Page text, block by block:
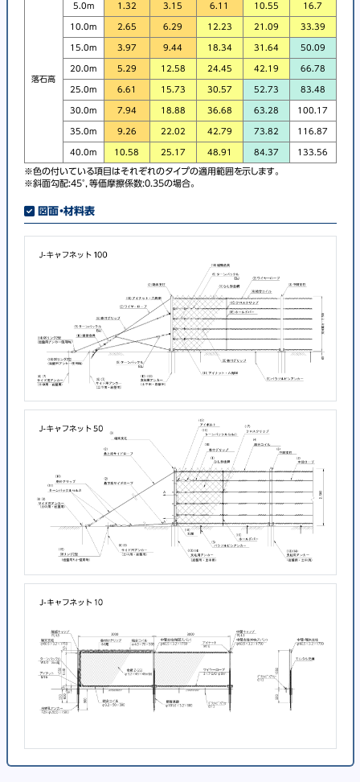
落石高
5.0m 1.32 3.15 6.11 10.55 16.7
10.0m 2.65 6.29 12.23 21.09 33.39
15.0m 3.97 9.44 18.34 31.64 50.09
20.0m 5.29 12.58 24.45 42.19 66.78
25.0m 6.61 15.73 30.57 52.73 83.48
30.0m 7.94 18.88 36.68 63.28 100.17
35.0m 9.26 22.02 42.79 73.82 116.87
40.0m 10.58 25.17 48.91 84.37 133.56
※色の付いている項目はそれぞれのタイプの適用範囲を示します。
※斜面勾配:45°，等価摩擦係数:0.35の場合。
図面・材料表